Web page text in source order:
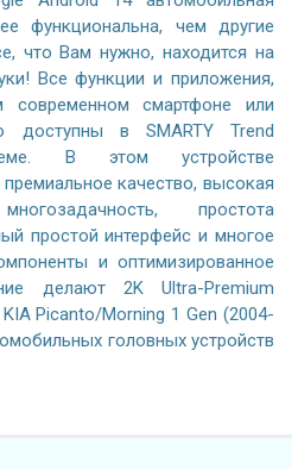
функциональна, чем другие
что Вам нужно, находится на
Все функции и приложения,
смартфоне или
доступны в SMARTY Trend
В этом устройстве
качество, высокая
простота
простой интерфейс и многое
и оптимизированное
делают 2K Ultra-Premium
Picanto/Morning 1 Gen (2004-
головных устройств